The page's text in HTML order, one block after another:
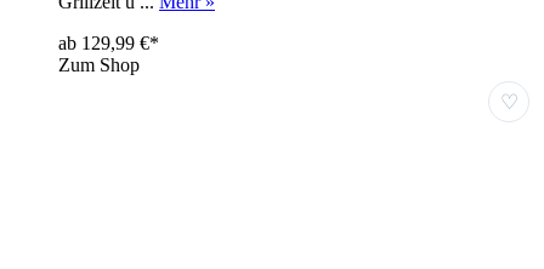
ab 129,99 €*
Zum Shop
♡